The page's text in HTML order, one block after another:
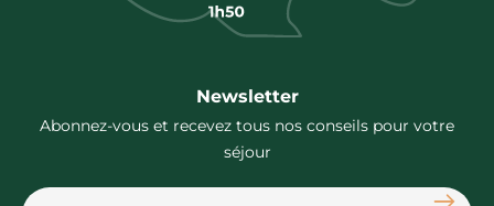
Newsletter
Abonnez-vous et recevez tous nos conseils pour votre
séjour